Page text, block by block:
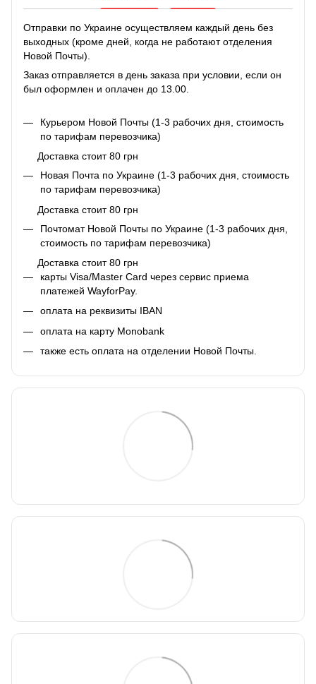
Отправки по Украине осуществляем каждый день без
выходных (кроме дней, когда не работают отделения
Новой Почты).
Заказ отправляется в день заказа при условии, если он
был оформлен и оплачен до 13.00.
Курьером Новой Почты (1-3 рабочих дня, стоимость
по тарифам перевозчика)
Доставка стоит 80 грн
Новая Почта по Украине (1-3 рабочих дня, стоимость
по тарифам перевозчика)
Доставка стоит 80 грн
Почтомат Новой Почты по Украине (1-3 рабочих дня,
стоимость по тарифам перевозчика)
Доставка стоит 80 грн
карты Visa/Master Card через сервис приема
платежей WayforPay.
оплата на реквизиты IBAN
оплата на карту Monobank
также есть оплата на отделении Новой Почты.